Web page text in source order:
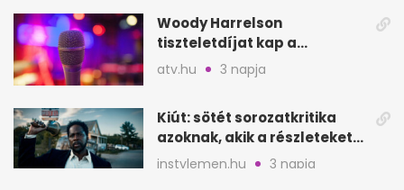
Woody Harrelson
tiszteletdíjat kap a
Szarajevói Filmfesztiválon
atv.hu 3 napja
Kiút: sötét sorozatkritika
azoknak, akik a részleteket
keresik
instylemen.hu 3 napja